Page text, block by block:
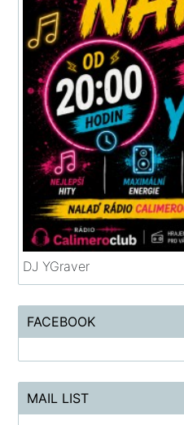
DJ YGraver
FACEBOOK
MAIL LIST